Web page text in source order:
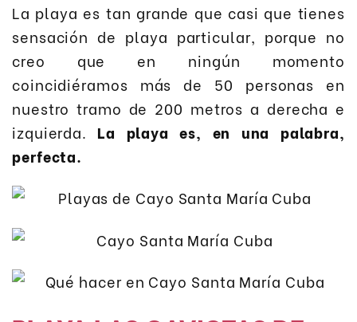
La playa es tan grande que casi que tienes
sensación de playa particular, porque no
creo que en ningún momento
coincidiéramos más de 50 personas en
nuestro tramo de 200 metros a derecha e
izquierda. La playa es, en una palabra,
perfecta.